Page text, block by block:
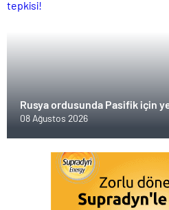
Rusya ordusunda Pasifik için
Çin’in ilk tepkisi!
08 Ağustos 2026